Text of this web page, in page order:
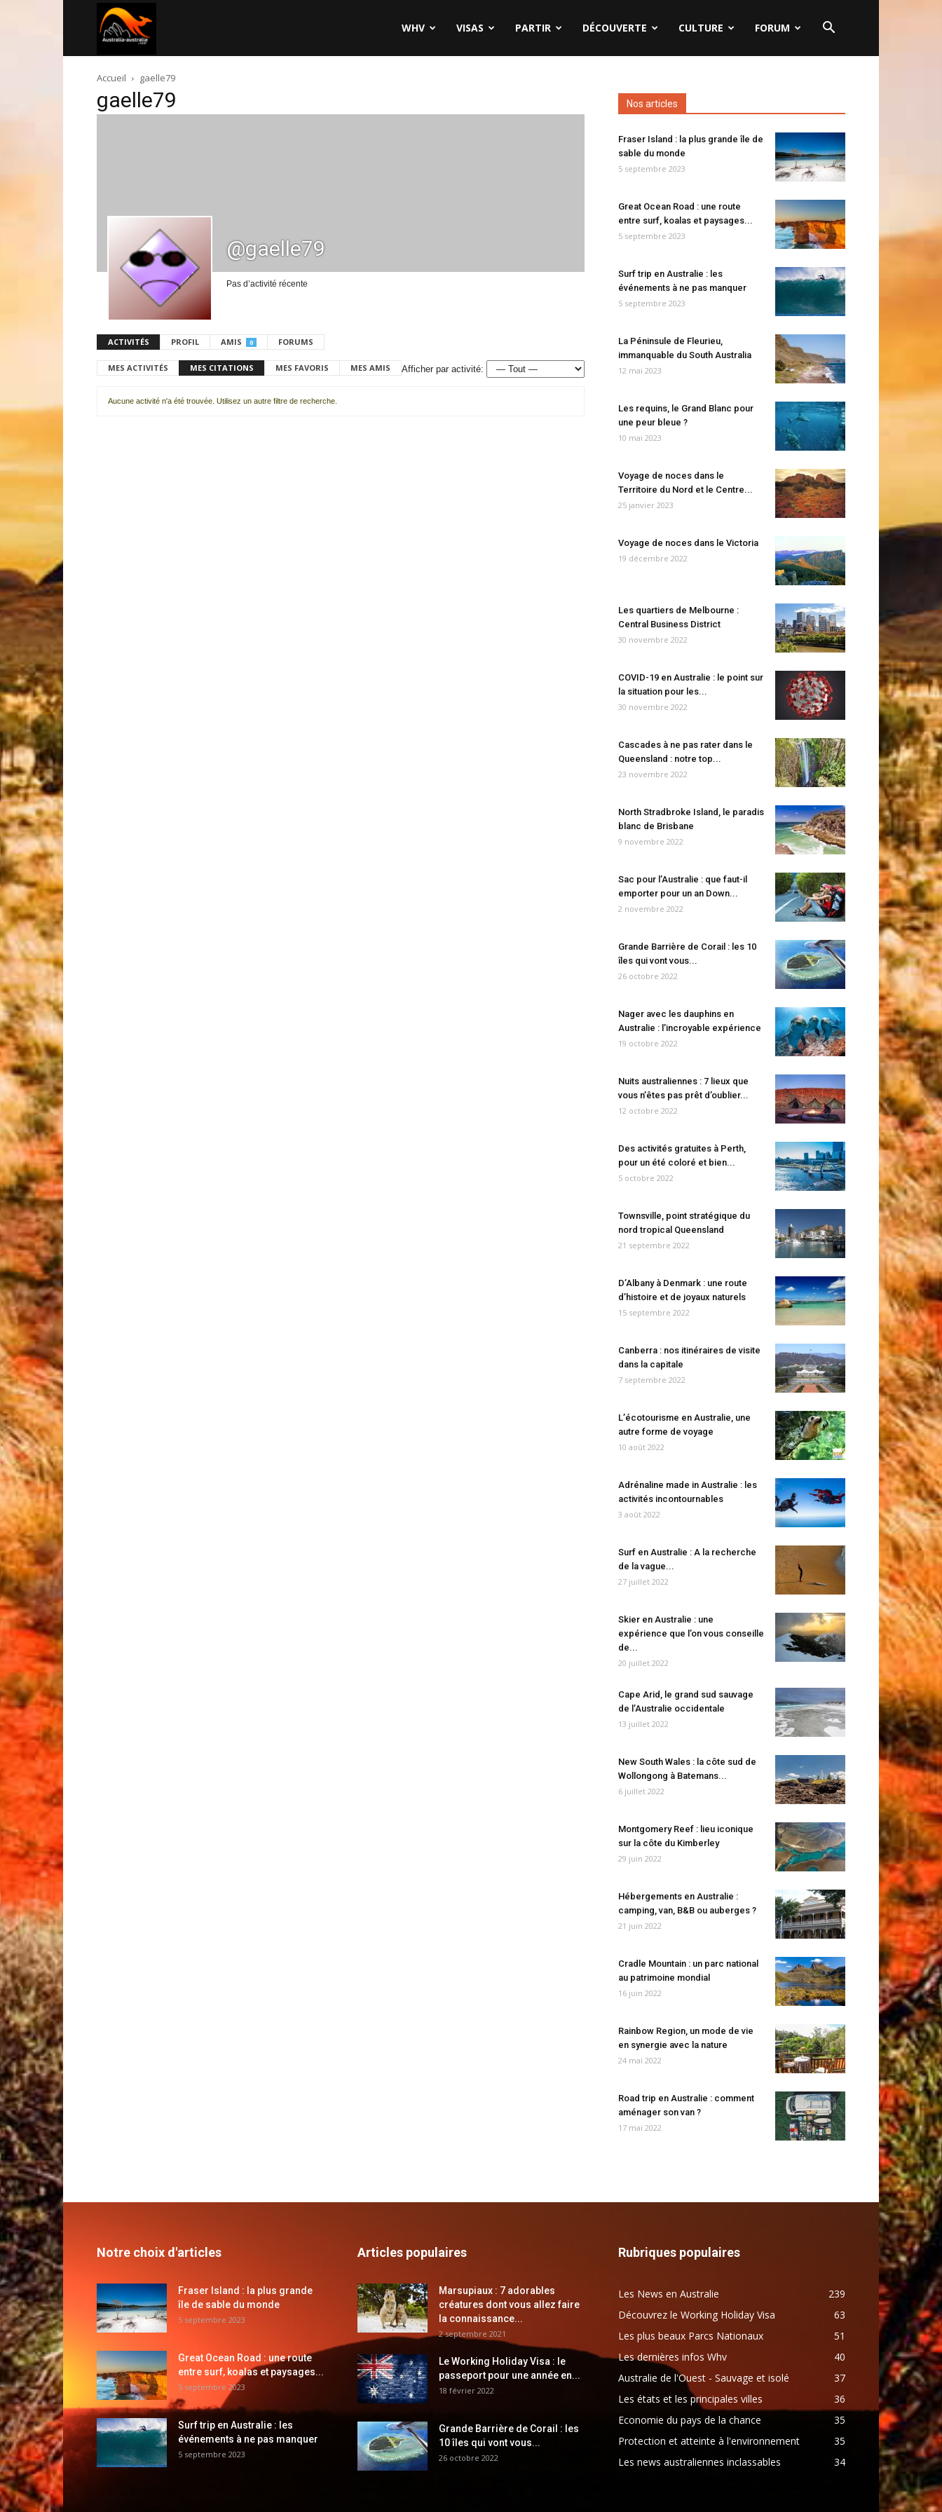
australie.com
WHV VISAS PARTIR DÉCOUVERTE CULTURE FORUM
Accueil gaelle79
gaelle79
@gaelle79
Pas d’activité récente
ACTIVITÉS PROFIL AMIS 0 FORUMS
MES ACTIVITÉS MES CITATIONS MES FAVORIS MES AMIS Afficher par activité:
Aucune activité n'a été trouvée. Utilisez un autre filtre de recherche.
Nos articles
Fraser Island : la plus grande île de
sable du monde
5 septembre 2023
Great Ocean Road : une route
entre surf, koalas et paysages...
5 septembre 2023
Surf trip en Australie : les
événements à ne pas manquer
5 septembre 2023
La Péninsule de Fleurieu,
immanquable du South Australia
12 mai 2023
Les requins, le Grand Blanc pour
une peur bleue ?
10 mai 2023
Voyage de noces dans le
Territoire du Nord et le Centre...
25 janvier 2023
Voyage de noces dans le Victoria
19 décembre 2022
Les quartiers de Melbourne :
Central Business District
30 novembre 2022
COVID-19 en Australie : le point sur
la situation pour les...
30 novembre 2022
Cascades à ne pas rater dans le
Queensland : notre top...
23 novembre 2022
North Stradbroke Island, le paradis
blanc de Brisbane
9 novembre 2022
Sac pour l’Australie : que faut-il
emporter pour un an Down...
2 novembre 2022
Grande Barrière de Corail : les 10
îles qui vont vous...
26 octobre 2022
Nager avec les dauphins en
Australie : l’incroyable expérience
19 octobre 2022
Nuits australiennes : 7 lieux que
vous n’êtes pas prêt d’oublier...
12 octobre 2022
Des activités gratuites à Perth,
pour un été coloré et bien...
5 octobre 2022
Townsville, point stratégique du
nord tropical Queensland
21 septembre 2022
D’Albany à Denmark : une route
d’histoire et de joyaux naturels
15 septembre 2022
Canberra : nos itinéraires de visite
dans la capitale
7 septembre 2022
L’écotourisme en Australie, une
autre forme de voyage
10 août 2022
Adrénaline made in Australie : les
activités incontournables
3 août 2022
Surf en Australie : A la recherche
de la vague...
27 juillet 2022
Skier en Australie : une
expérience que l’on vous conseille
de...
20 juillet 2022
Cape Arid, le grand sud sauvage
de l’Australie occidentale
13 juillet 2022
New South Wales : la côte sud de
Wollongong à Batemans...
6 juillet 2022
Montgomery Reef : lieu iconique
sur la côte du Kimberley
29 juin 2022
Hébergements en Australie :
camping, van, B&B ou auberges ?
21 juin 2022
Cradle Mountain : un parc national
au patrimoine mondial
16 juin 2022
Rainbow Region, un mode de vie
en synergie avec la nature
24 mai 2022
Road trip en Australie : comment
aménager son van ?
17 mai 2022
Notre choix d'articles
Fraser Island : la plus grande
île de sable du monde
5 septembre 2023
Great Ocean Road : une route
entre surf, koalas et paysages...
5 septembre 2023
Surf trip en Australie : les
événements à ne pas manquer
5 septembre 2023
Articles populaires
Marsupiaux : 7 adorables
créatures dont vous allez faire
la connaissance...
2 septembre 2021
Le Working Holiday Visa : le
passeport pour une année en...
18 février 2022
Grande Barrière de Corail : les
10 îles qui vont vous...
26 octobre 2022
Rubriques populaires
Les News en Australie
239
Découvrez le Working Holiday Visa
63
Les plus beaux Parcs Nationaux
51
Les dernières infos Whv
40
Australie de l'Ouest - Sauvage et isolé
37
Les états et les principales villes
36
Economie du pays de la chance
35
Protection et atteinte à l'environnement
35
Les news australiennes inclassables
34